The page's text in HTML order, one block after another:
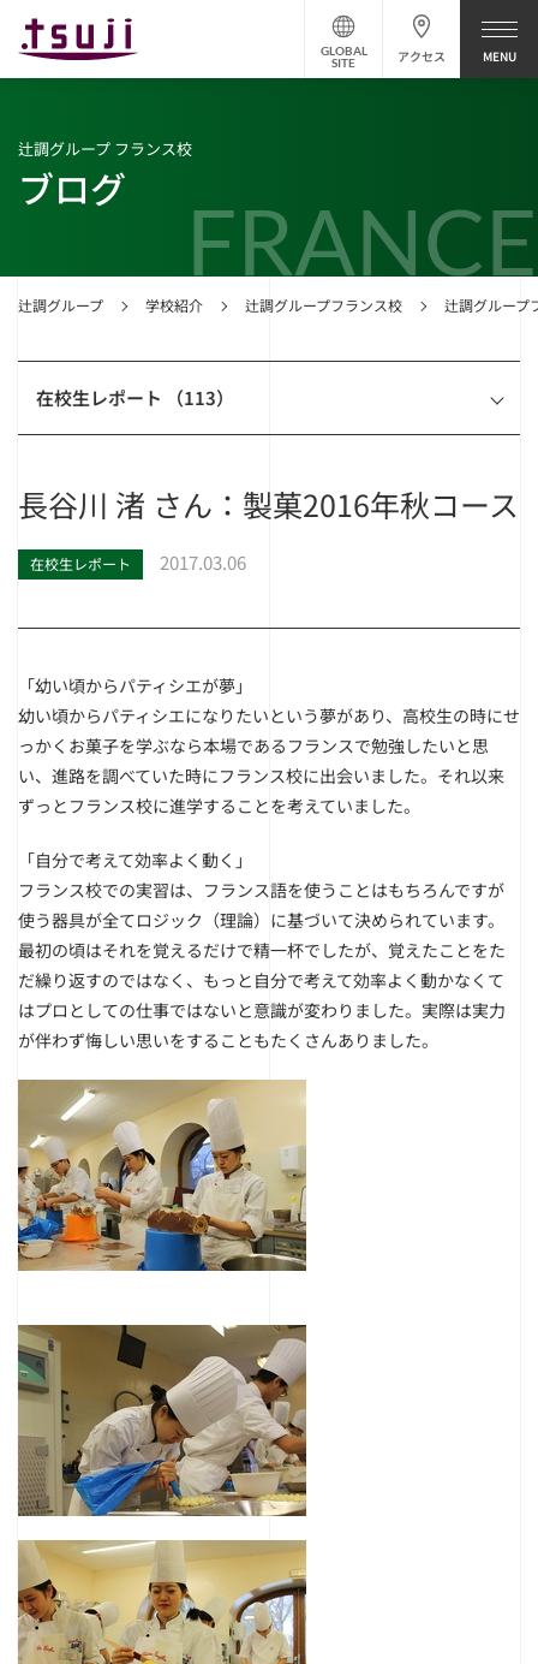
アクセス
GLOBAL
SITE
FRANCE
辻調グループ 学校紹介 辻調グループフランス校 辻調グループ
辻調グループ フランス校
ブログ
在校生レポート （113）
長谷川 渚 さん：製菓2016年秋コース
在校生レポート 2017.03.06
「幼い頃からパティシエが夢」
幼い頃からパティシエになりたいという夢があり、高校生の時にせ
っかくお菓子を学ぶなら本場であるフランスで勉強したいと思
い、進路を調べていた時にフランス校に出会いました。それ以来
ずっとフランス校に進学することを考えていました。
「自分で考えて効率よく動く」
フランス校での実習は、フランス語を使うことはもちろんですが
使う器具が全てロジック（理論）に基づいて決められています。
最初の頃はそれを覚えるだけで精一杯でしたが、覚えたことをた
だ繰り返すのではなく、もっと自分で考えて効率よく動かなくて
はプロとしての仕事ではないと意識が変わりました。実際は実力
が伴わず悔しい思いをすることもたくさんありました。